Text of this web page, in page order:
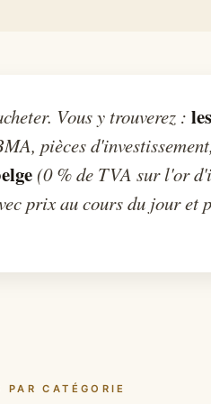
Vous y trouverez :
pièces
(0 % de TVA sur l'or
prix au cours du jour et
CATÉGORIE